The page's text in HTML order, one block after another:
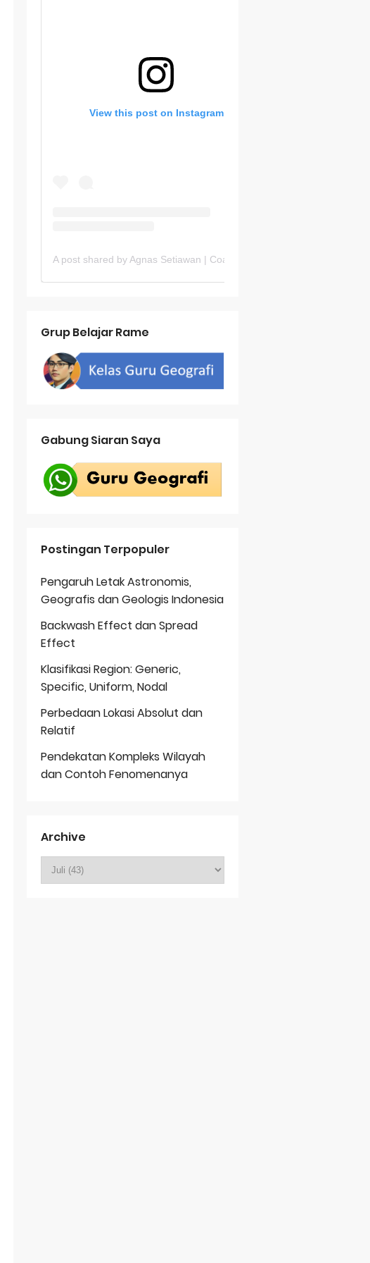
View this post on Instagram
Grup Belajar Rame
Gabung Siaran Saya
Postingan Terpopuler
Pengaruh Letak Astronomis,
Geografis dan Geologis Indonesia
Backwash Effect dan Spread
Effect
Klasifikasi Region: Generic,
Specific, Uniform, Nodal
Perbedaan Lokasi Absolut dan
Relatif
Pendekatan Kompleks Wilayah
dan Contoh Fenomenanya
Archive